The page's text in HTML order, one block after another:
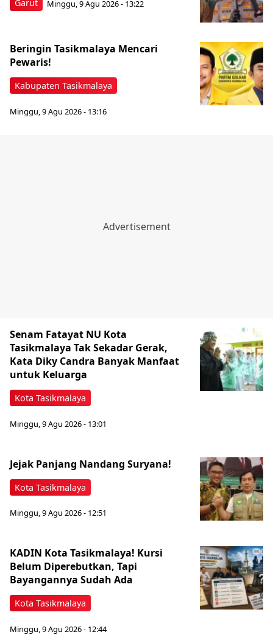
Garut Minggu, 9 Agu 2026 - 13:22
Kabupaten Tasikmalaya
Beringin Tasikmalaya Mencari
Pewaris!
Minggu, 9 Agu 2026 - 13:16
Kota Tasikmalaya
Senam Fatayat NU Kota
Tasikmalaya Tak Sekadar Gerak,
Kata Diky Candra Banyak Manfaat
untuk Keluarga
Minggu, 9 Agu 2026 - 13:01
Kota Tasikmalaya
Jejak Panjang Nandang Suryana!
Minggu, 9 Agu 2026 - 12:51
Kota Tasikmalaya
KADIN Kota Tasikmalaya! Kursi
Belum Diperebutkan, Tapi
Bayangannya Sudah Ada
Minggu, 9 Agu 2026 - 12:44